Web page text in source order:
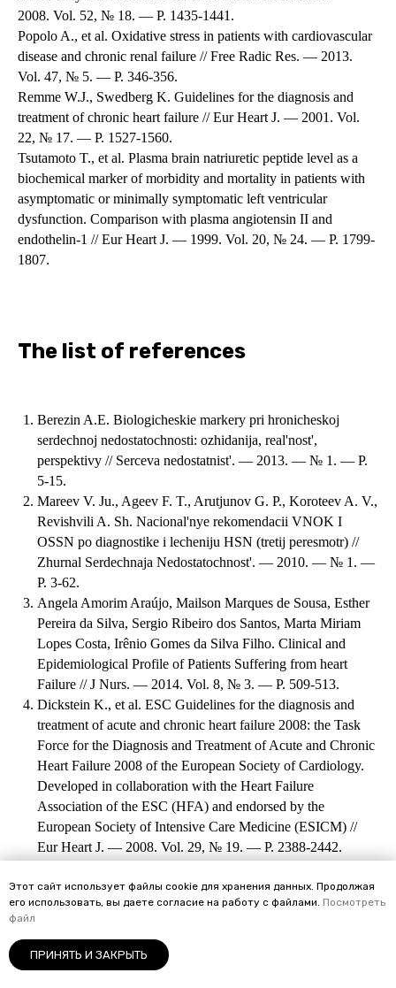
2008. Vol. 52, № 18. — P. 1435-1441.
Popolo A., et al. Oxidative stress in patients with cardiovascular
disease and chronic renal failure // Free Radic Res. — 2013.
Vol. 47, № 5. — P. 346-356.
Remme W.J., Swedberg K. Guidelines for the diagnosis and
treatment of chronic heart failure // Eur Heart J. — 2001. Vol.
22, № 17. — P. 1527-1560.
Tsutamoto T., et al. Plasma brain natriuretic peptide level as a
biochemical marker of morbidity and mortality in patients with
asymptomatic or minimally symptomatic left ventricular
dysfunction. Comparison with plasma angiotensin II and
endothelin-1 // Eur Heart J. — 1999. Vol. 20, № 24. — P. 1799-
1807.
The list of references
Berezin A.E. Biologicheskie markery pri hronicheskoj
serdechnoj nedostatochnosti: ozhidanija, real'nost',
perspektivy // Serceva nedostatnіst'. — 2013. — № 1. — P.
5-15.
Mareev V. Ju., Ageev F. T., Arutjunov G. P., Koroteev A. V.,
Revishvili A. Sh. Nacional'nye rekomendacii VNOK I
OSSN po diagnostike i lecheniju HSN (tretij peresmotr) //
Zhurnal Serdechnaja Nedostatochnost'. — 2010. — № 1. —
P. 3-62.
Angela Amorim Araújo, Mailson Marques de Sousa, Esther
Pereira da Silva, Sergio Ribeiro dos Santos, Marta Miriam
Lopes Costa, Irênio Gomes da Silva Filho. Clinical and
Epidemiological Profile of Patients Suffering from heart
Failure // J Nurs. — 2014. Vol. 8, № 3. — P. 509-513.
Dickstein K., et al. ESC Guidelines for the diagnosis and
treatment of acute and chronic heart failure 2008: the Task
Force for the Diagnosis and Treatment of Acute and Chronic
Heart Failure 2008 of the European Society of Cardiology.
Developed in collaboration with the Heart Failure
Association of the ESC (HFA) and endorsed by the
European Society of Intensive Care Medicine (ESICM) //
Eur Heart J. — 2008. Vol. 29, № 19. — P. 2388-2442.
diagnosis and prognosis of heart failure // Cleve Clin J Med.
— 2006. Vol. 73, № 2. — P. 149-157.
Q10 limits postinfarct myocardial remodeling in rats //
Biochemistry (Mosc). — 2007. Vol. 72, № 3. — P. 332-338.
Кардиология
Этот сайт использует файлы cookie для хранения данных. Продолжая
его использовать, вы даете согласие на работу с файлами. Посмотреть
файл
ПРИНЯТЬ И ЗАКРЫТЬ